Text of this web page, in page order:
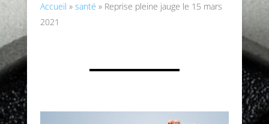
Accueil »santé » Reprise pleine jauge le 15 mars
2021